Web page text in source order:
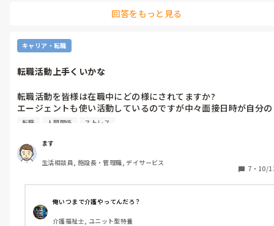
回答をもっと見る
キャリア・転職
転職活動上手くいかな
転職活動を皆様は在職中にどの様にされてますか?
エージェントも使い活動しているのですが中々面接日時が自分の
公休と合わず。
転職 人間関係 ストレス
ます
生活相談員, 施設長・管理職, デイサービス
7 ・ 10/
俺いつまで介護やってんだろ？
介護福祉士, ユニット型特養